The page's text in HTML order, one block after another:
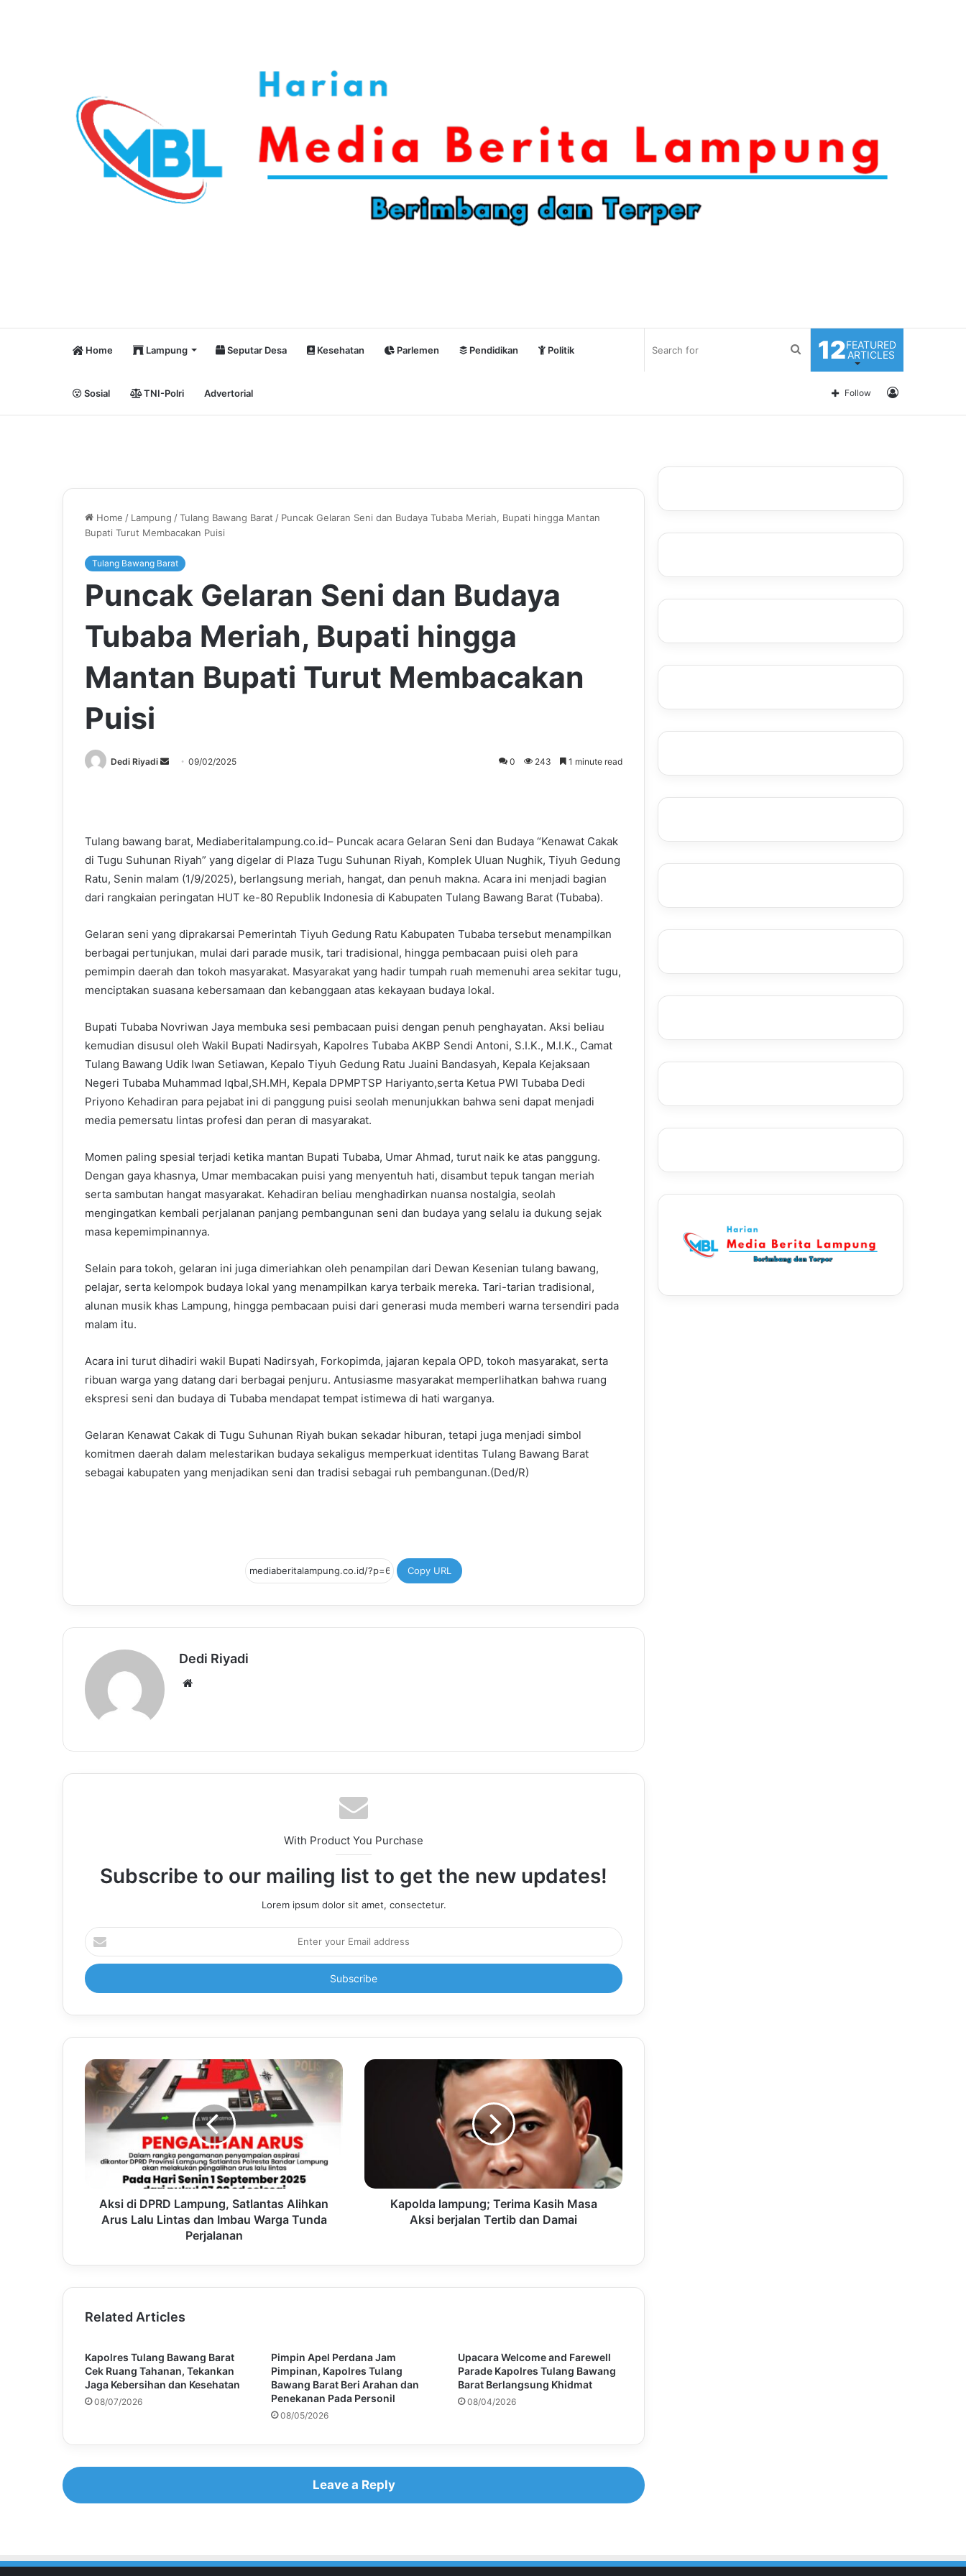
Home Lampung Seputar Desa Kesehatan Parlemen Pendidikan Politik
Sosial TNI-Polri Advertorial
12FEATURED
ARTICLES
Search
Log
Follow
Home / Lampung /Tulang Bawang Barat / Puncak Gelaran Seni dan Budaya Tubaba Meriah, Bupati hingga Mantan
Bupati Turut Membacakan Puisi
Tulang Bawang Barat
Puncak Gelaran Seni dan Budaya
Tubaba Meriah, Bupati hingga
Mantan Bupati Turut Membacakan
Puisi
Dedi Riyadi
Send09/02/2025 0 243 1 minute read
Tulang bawang barat, Mediaberitalampung.co.id– Puncak acara Gelaran Seni dan Budaya “Kenawat Cakak
di Tugu Suhunan Riyah” yang digelar di Plaza Tugu Suhunan Riyah, Komplek Uluan Nughik, Tiyuh Gedung
Ratu, Senin malam (1/9/2025), berlangsung meriah, hangat, dan penuh makna. Acara ini menjadi bagian
dari rangkaian peringatan HUT ke-80 Republik Indonesia di Kabupaten Tulang Bawang Barat (Tubaba).
Gelaran seni yang diprakarsai Pemerintah Tiyuh Gedung Ratu Kabupaten Tubaba tersebut menampilkan
berbagai pertunjukan, mulai dari parade musik, tari tradisional, hingga pembacaan puisi oleh para
pemimpin daerah dan tokoh masyarakat. Masyarakat yang hadir tumpah ruah memenuhi area sekitar tugu,
menciptakan suasana kebersamaan dan kebanggaan atas kekayaan budaya lokal.
Bupati Tubaba Novriwan Jaya membuka sesi pembacaan puisi dengan penuh penghayatan. Aksi beliau
kemudian disusul oleh Wakil Bupati Nadirsyah, Kapolres Tubaba AKBP Sendi Antoni, S.I.K., M.I.K., Camat
Tulang Bawang Udik Iwan Setiawan, Kepalo Tiyuh Gedung Ratu Juaini Bandasyah, Kepala Kejaksaan
Negeri Tubaba Muhammad Iqbal,SH.MH, Kepala DPMPTSP Hariyanto,serta Ketua PWI Tubaba Dedi
Priyono Kehadiran para pejabat ini di panggung puisi seolah menunjukkan bahwa seni dapat menjadi
media pemersatu lintas profesi dan peran di masyarakat.
Momen paling spesial terjadi ketika mantan Bupati Tubaba, Umar Ahmad, turut naik ke atas panggung.
Dengan gaya khasnya, Umar membacakan puisi yang menyentuh hati, disambut tepuk tangan meriah
serta sambutan hangat masyarakat. Kehadiran beliau menghadirkan nuansa nostalgia, seolah
mengingatkan kembali perjalanan panjang pembangunan seni dan budaya yang selalu ia dukung sejak
masa kepemimpinannya.
Selain para tokoh, gelaran ini juga dimeriahkan oleh penampilan dari Dewan Kesenian tulang bawang,
pelajar, serta kelompok budaya lokal yang menampilkan karya terbaik mereka. Tari-tarian tradisional,
alunan musik khas Lampung, hingga pembacaan puisi dari generasi muda memberi warna tersendiri pada
malam itu.
Acara ini turut dihadiri wakil Bupati Nadirsyah, Forkopimda, jajaran kepala OPD, tokoh masyarakat, serta
ribuan warga yang datang dari berbagai penjuru. Antusiasme masyarakat memperlihatkan bahwa ruang
ekspresi seni dan budaya di Tubaba mendapat tempat istimewa di hati warganya.
Gelaran Kenawat Cakak di Tugu Suhunan Riyah bukan sekadar hiburan, tetapi juga menjadi simbol
komitmen daerah dalam melestarikan budaya sekaligus memperkuat identitas Tulang Bawang Barat
sebagai kabupaten yang menjadikan seni dan tradisi sebagai ruh pembangunan.(Ded/R)
Copy URL
Dedi Riyadi
With Product You Purchase
Subscribe to our mailing list to get the new updates!
Lorem ipsum dolor sit amet, consectetur.
Enter
your
Email
address
Aksi di DPRD Lampung, Satlantas Alihkan
Arus Lalu Lintas dan Imbau Warga Tunda
Perjalanan
Kapolda lampung; Terima Kasih Masa
Aksi berjalan Tertib dan Damai
Related Articles
Kapolres Tulang Bawang Barat
Cek Ruang Tahanan, Tekankan
Jaga Kebersihan dan Kesehatan
08/07/2026
Pimpin Apel Perdana Jam
Pimpinan, Kapolres Tulang
Bawang Barat Beri Arahan dan
Penekanan Pada Personil
08/05/2026
Upacara Welcome and Farewell
Parade Kapolres Tulang Bawang
Barat Berlangsung Khidmat
08/04/2026
Leave a Reply